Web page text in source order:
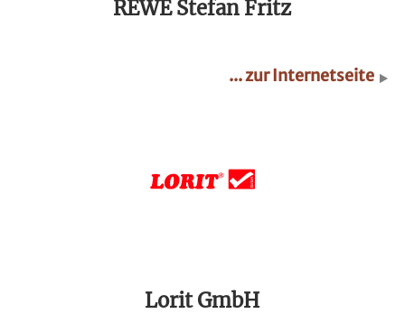
REWE Stefan Fritz
... zur Internetseite
Lorit GmbH